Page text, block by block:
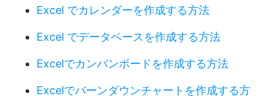
Excel でカレンダーを作成する方法
Excel でデータベースを作成する方法
Excelでカンバンボードを作成する方法
Excelでバーンダウンチャートを作成する方